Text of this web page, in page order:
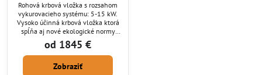
Rohová krbová vložka s rozsahom
vykurovacieho systému: 5-15 kW.
Vysoko účinná krbová vložka ktorá
spĺňa aj nové ekologické normy
ktoré v SR platia od roku 2022.
Krby Lucy majú už v základnej
výbave nasávanie z exteriéru,
vnútorný šuplík na vymetanie
od 1845 €
Zobraziť